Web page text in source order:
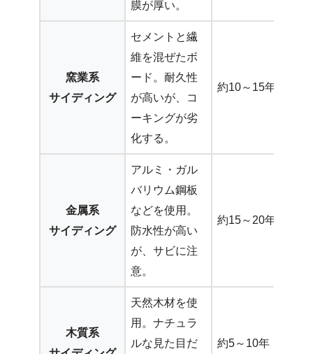
膜が厚い。
窯業系
サイディング
セメントと繊
維を混ぜたボ
ード。耐久性
が高いが、コ
ーキングが劣
化する。
約10～15年
金属系
サイディング
アルミ・ガル
バリウム鋼板
などを使用。
防水性が高い
が、サビに注
意。
約15～20年
木質系
天然木材を使
用。ナチュラ
ルな見た目だ
約5～10年